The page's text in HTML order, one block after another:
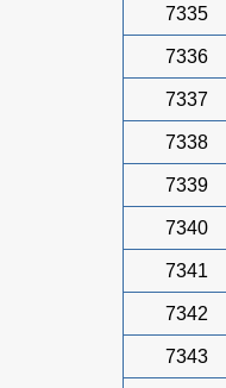
7335
7336
7337
7338
7339
7340
7341
7342
7343